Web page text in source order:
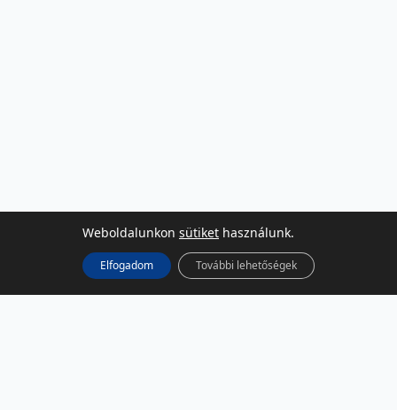
Weboldalunkon sütiket használunk.
Elfogadom További lehetőségek